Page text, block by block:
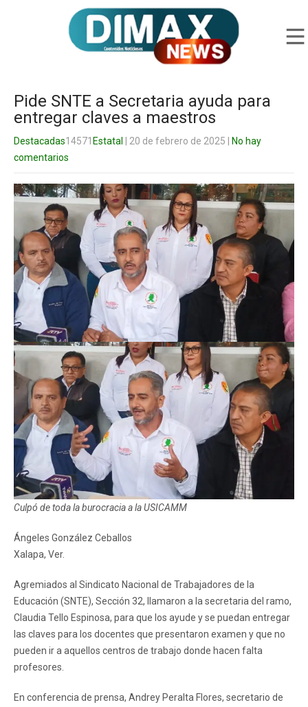
Pide SNTE a Secretaria ayuda para
entregar claves a maestros
Destacadas14571 Estatal | 20 de febrero de 2025
No hay
comentarios
Culpó de toda la burocracia a la USICAMM
Ángeles González Ceballos
Xalapa, Ver.
Agremiados al Sindicato Nacional de Trabajadores de la
Educación (SNTE), Sección 32, llamaron a la secretaria del ramo,
Claudia Tello Espinosa, para que los ayude y se puedan entregar
las claves para los docentes que presentaron examen y que no
pueden ir a aquellos centros de trabajo donde hacen falta
profesores.
En conferencia de prensa, Andrey Peralta Flores, secretario de